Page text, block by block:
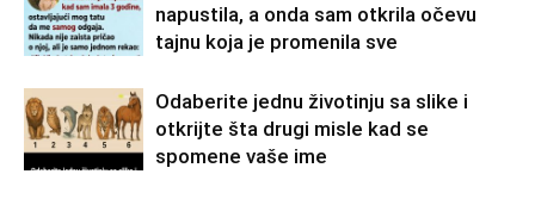
napustila, a onda sam otkrila očevu
tajnu koja je promenila sve
Odaberite jednu životinju sa slike i
otkrijte šta drugi misle kad se
spomene vaše ime